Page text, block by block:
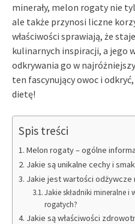
minerały, melon rogaty nie
ale także przynosi liczne
właściwości sprawiają, że
kulinarnych inspiracji, a jego
odkrywania go w
ten fascynujący owoc i
dietę!
Spis treści
Melon rogaty – ogólne
Jakie są unikalne cechy i
Jakie jest wartości odżywcze
Jakie składniki mineralne
rogatych?
Jakie są właściwości